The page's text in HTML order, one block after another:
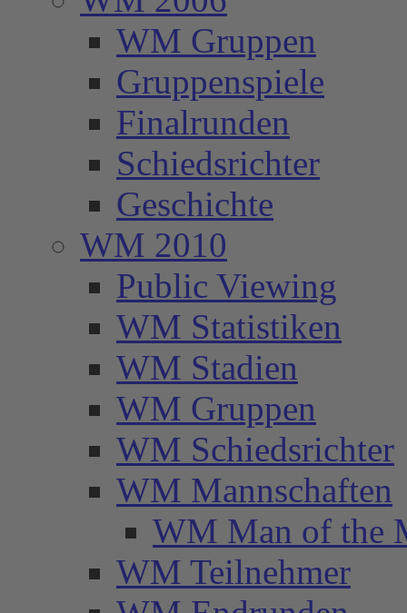
WM Gruppen
Gruppenspiele
Finalrunden
Schiedsrichter
Geschichte
WM 2010
Public Viewing
WM Statistiken
WM Stadien
WM Gruppen
WM Schiedsrichter
WM Mannschaften
WM Man of the
WM Teilnehmer